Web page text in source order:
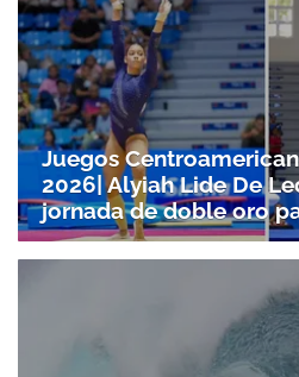
Juegos
2026| Alyiah Lide De
jornada de doble oro